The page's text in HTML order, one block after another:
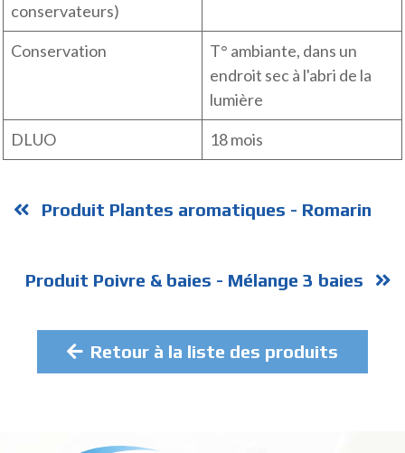
conservateurs)
Conservation
T° ambiante, dans un
endroit sec à l'abri de la
lumière
DLUO
18 mois
Produit Plantes aromatiques - Romarin
Produit Poivre & baies - Mélange 3 baies
Retour à la liste des produits